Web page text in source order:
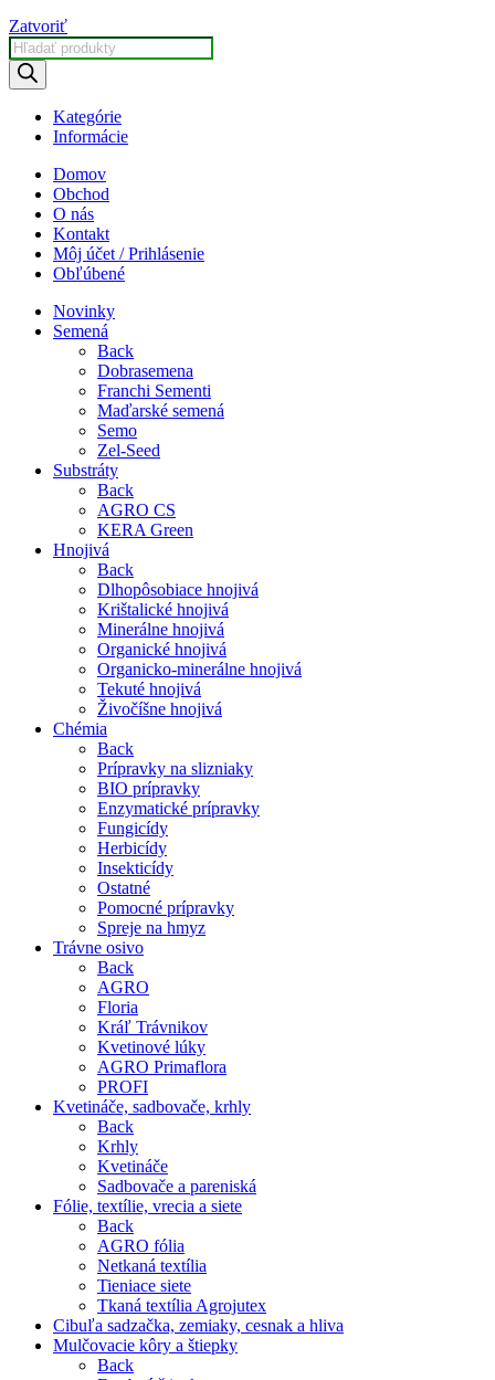
Zatvoriť
Products
search
Kategórie
Informácie
Domov
Obchod
O nás
Kontakt
Môj účet / Prihlásenie
Obľúbené
Novinky
Semená
Back
Dobrasemena
Franchi Sementi
Maďarské semená
Semo
Zel-Seed
Substráty
Back
AGRO CS
KERA Green
Hnojivá
Back
Dlhopôsobiace hnojivá
Krištalické hnojivá
Minerálne hnojivá
Organické hnojivá
Organicko-minerálne hnojivá
Tekuté hnojivá
Živočíšne hnojivá
Chémia
Back
Prípravky na slizniaky
BIO prípravky
Enzymatické prípravky
Fungicídy
Herbicídy
Insekticídy
Ostatné
Pomocné prípravky
Spreje na hmyz
Trávne osivo
Back
AGRO
Floria
Kráľ Trávnikov
Kvetinové lúky
AGRO Primaflora
PROFI
Kvetináče, sadbovače, krhly
Back
Krhly
Kvetináče
Sadbovače a pareniská
Fólie, textílie, vrecia a siete
Back
AGRO fólia
Netkaná textília
Tieniace siete
Tkaná textília Agrojutex
Cibuľa sadzačka, zemiaky, cesnak a hliva
Mulčovacie kôry a štiepky
Back